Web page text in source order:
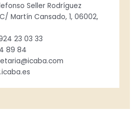
Seller Rodríguez
Martín Cansado, 1, 06002,
23 03 33
89 84